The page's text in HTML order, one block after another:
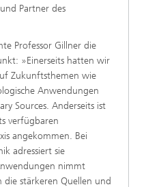
Partner des
Professor Gillner die
»Einerseits hatten wir
Zukunftsthemen wie
Anwendungen
Sources. Anderseits ist
verfügbaren
angekommen. Bei
adressiert sie
nimmt
stärkeren Quellen und